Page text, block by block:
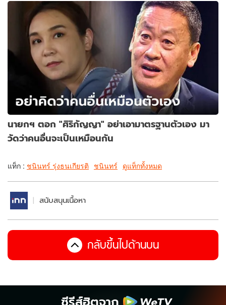
นายกฯ ตอก "ศิริกัญญา" อย่าเอามาตรฐานตัวเอง มา
วัดว่าคนอื่นจะเป็นเหมือนกัน
แท็ก : ชนินทร์ รุ่งธนเกียรติ ชนินทร์ ดูแท็กทั้งหมด
สนับสนุนเนื้อหา
กลับขึ้นไปด้านบน
ซีรีส์ฮิตจาก